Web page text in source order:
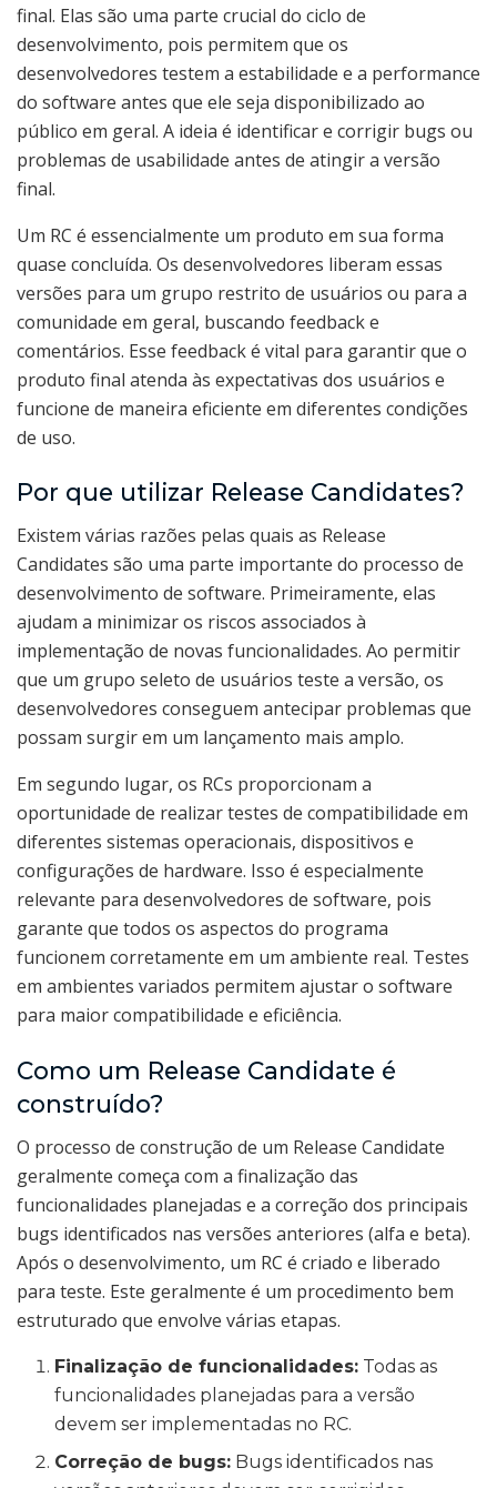
final. Elas são uma parte crucial do ciclo de
desenvolvimento, pois permitem que os
desenvolvedores testem a estabilidade e a performance
do software antes que ele seja disponibilizado ao
público em geral. A ideia é identificar e corrigir bugs ou
problemas de usabilidade antes de atingir a versão
final.
Um RC é essencialmente um produto em sua forma
quase concluída. Os desenvolvedores liberam essas
versões para um grupo restrito de usuários ou para a
comunidade em geral, buscando feedback e
comentários. Esse feedback é vital para garantir que o
produto final atenda às expectativas dos usuários e
funcione de maneira eficiente em diferentes condições
de uso.
Por que utilizar Release Candidates?
Existem várias razões pelas quais as Release
Candidates são uma parte importante do processo de
desenvolvimento de software. Primeiramente, elas
ajudam a minimizar os riscos associados à
implementação de novas funcionalidades. Ao permitir
que um grupo seleto de usuários teste a versão, os
desenvolvedores conseguem antecipar problemas que
possam surgir em um lançamento mais amplo.
Em segundo lugar, os RCs proporcionam a
oportunidade de realizar testes de compatibilidade em
diferentes sistemas operacionais, dispositivos e
configurações de hardware. Isso é especialmente
relevante para desenvolvedores de software, pois
garante que todos os aspectos do programa
funcionem corretamente em um ambiente real. Testes
em ambientes variados permitem ajustar o software
para maior compatibilidade e eficiência.
Como um Release Candidate é
construído?
O processo de construção de um Release Candidate
geralmente começa com a finalização das
funcionalidades planejadas e a correção dos principais
bugs identificados nas versões anteriores (alfa e beta).
Após o desenvolvimento, um RC é criado e liberado
para teste. Este geralmente é um procedimento bem
estruturado que envolve várias etapas.
Finalização de funcionalidades: Todas as
funcionalidades planejadas para a versão
devem ser implementadas no RC.
Correção de bugs: Bugs identificados nas